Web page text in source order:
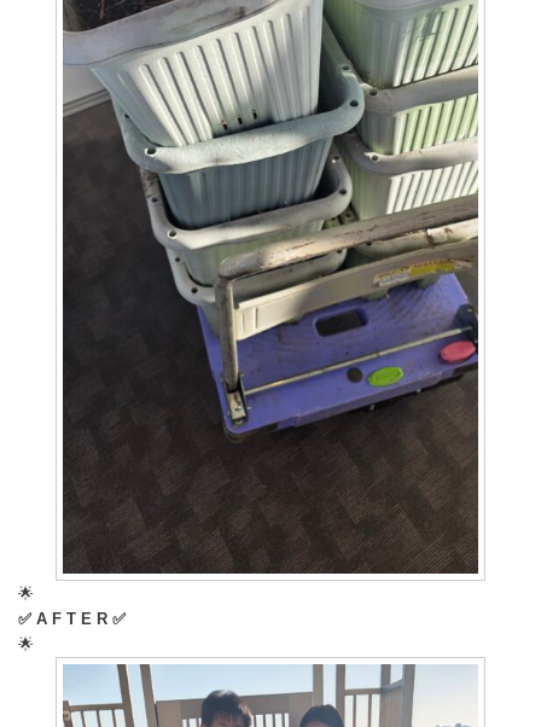
🌟
✅️ A F T E R ✅️
🌟